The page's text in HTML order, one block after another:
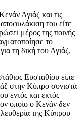
Αγιάζ και τις
του είτε
μέρος της ποινής
το
τη δική του Αγιάζ,
Ευσταθίου είπε
στην Κύπρο συνιστά
εντός και εκτός
οποίο ο Κενάν δεν
της Κύπρου